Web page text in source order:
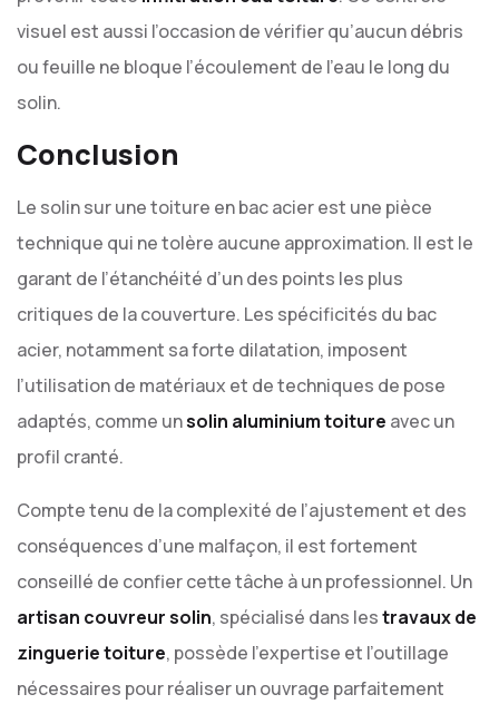
visuel est aussi l’occasion de vérifier qu’aucun débris
ou feuille ne bloque l’écoulement de l’eau le long du
solin.
Conclusion
Le solin sur une toiture en bac acier est une pièce
technique qui ne tolère aucune approximation. Il est le
garant de l’étanchéité d’un des points les plus
critiques de la couverture. Les spécificités du bac
acier, notamment sa forte dilatation, imposent
l’utilisation de matériaux et de techniques de pose
adaptés, comme unsolin aluminium toiture avec un
profil cranté.
Compte tenu de la complexité de l’ajustement et des
conséquences d’une malfaçon, il est fortement
conseillé de confier cette tâche à un professionnel. Un
artisan couvreur solin, spécialisé dans lestravaux de
zinguerie toiture, possède l’expertise et l’outillage
nécessaires pour réaliser un ouvrage parfaitement